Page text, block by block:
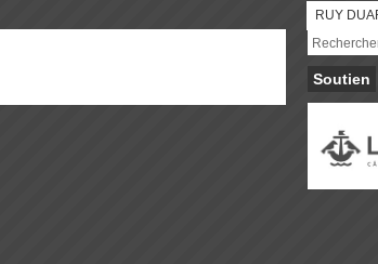
RUY
Soutien